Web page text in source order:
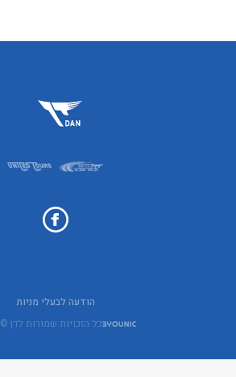
הודעה לבעלי מניות
כל הזכויות שמורות לדן © 2026